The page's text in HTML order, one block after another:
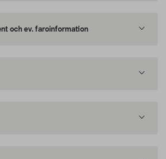
och ev. faroinformation